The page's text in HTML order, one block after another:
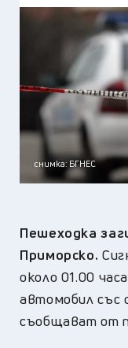
снимка: БГНЕС
Пешеходка
Приморско.
около 01.00
автомобил със
съобщават от